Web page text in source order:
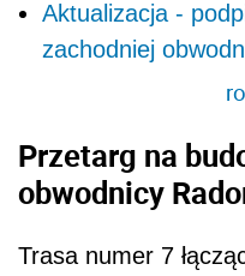
Aktualizacja -
zachodniej
Przetarg na
obwodnicy
Trasa numer 7